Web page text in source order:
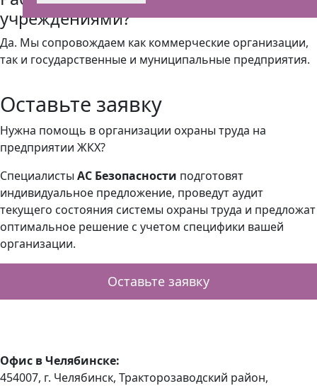
учреждениями?
Да. Мы сопровождаем как коммерческие организации,
так и государственные и муниципальные предприятия.
Оставьте заявку
Нужна помощь в организации охраны труда на
предприятии ЖКХ?
Специалисты АС Безопасности подготовят
индивидуальное предложение, проведут аудит
текущего состояния системы охраны труда и предложат
оптимальное решение с учетом специфики вашей
организации.
Оставьте заявку
Офис в Челябинске:
454007, г. Челябинск, Тракторозаводский район, ​